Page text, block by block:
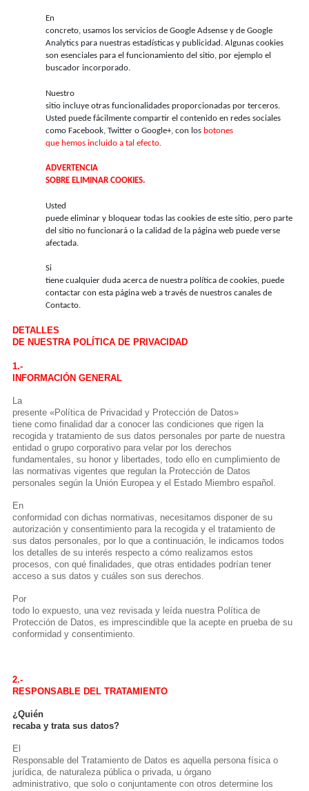
En
concreto, usamos los servicios de Google Adsense y de Google
Analytics para nuestras estadísticas y publicidad. Algunas cookies
son esenciales para el funcionamiento del sitio, por ejemplo el
buscador incorporado.
Nuestro
sitio incluye otras funcionalidades proporcionadas por terceros.
Usted puede fácilmente compartir el contenido en redes sociales
como Facebook, Twitter o Google+, con los botones
que hemos incluido a tal efecto.
ADVERTENCIA
SOBRE ELIMINAR COOKIES.
Usted
puede eliminar y bloquear todas las cookies de este sitio, pero parte
del sitio no funcionará o la calidad de la página web puede verse
afectada.
Si
tiene cualquier duda acerca de nuestra política de cookies, puede
contactar con esta página web a través de nuestros canales de
Contacto.
DETALLES
DE NUESTRA POLÍTICA DE PRIVACIDAD
1.-
INFORMACIÓN GENERAL
La
presente «Política de Privacidad y Protección de Datos»
tiene como finalidad dar a conocer las condiciones que rigen la
recogida y tratamiento de sus datos personales por parte de nuestra
entidad o grupo corporativo para velar por los derechos
fundamentales, su honor y libertades, todo ello en cumplimiento de
las normativas vigentes que regulan la Protección de Datos
personales según la Unión Europea y el Estado Miembro español.
En
conformidad con dichas normativas, necesitamos disponer de su
autorización y consentimiento para la recogida y el tratamiento de
sus datos personales, por lo que a continuación, le indicamos todos
los detalles de su interés respecto a cómo realizamos estos
procesos, con qué finalidades, que otras entidades podrían tener
acceso a sus datos y cuáles son sus derechos.
Por
todo lo expuesto, una vez revisada y leída nuestra Política de
Protección de Datos, es imprescindible que la acepte en prueba de su
conformidad y consentimiento.
2.-
RESPONSABLE DEL TRATAMIENTO
¿Quién
recaba y trata sus datos?
El
Responsable del Tratamiento de Datos es aquella persona física o
jurídica, de naturaleza pública o privada, u órgano
administrativo, que solo o conjuntamente con otros determine los